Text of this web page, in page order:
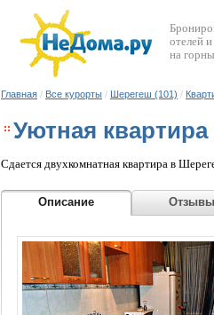
отелей
на
Главная / Все курорты / Шерегеш (101) /
Уютная
Сдается двухкомнатная квартира в
Описание